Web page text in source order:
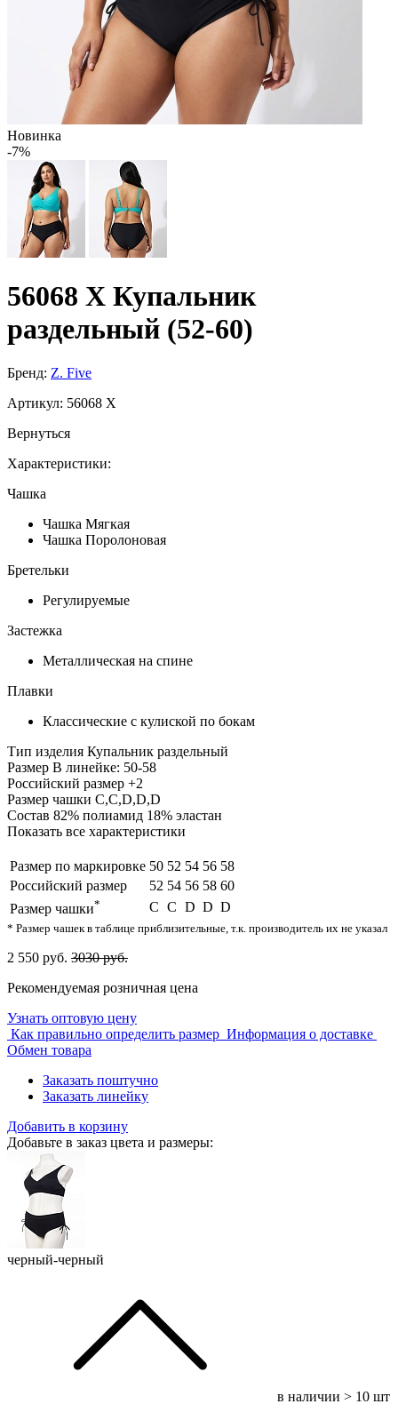
Новинка
-7%
56068 Х Купальник
раздельный (52-60)
Бренд: Z. Five
Артикул: 56068 Х
Вернуться
Характеристики:
Чашка
Чашка Мягкая
Чашка Поролоновая
Бретельки
Регулируемые
Застежка
Металлическая на спине
Плавки
Классические с кулиской по бокам
Тип изделия Купальник раздельный
Размер В линейке: 50-58
Российский размер +2
Размер чашки C,С,D,D,D
Состав 82% полиамид 18% эластан
Показать все характеристики
Размер по маркировке 50 52 54 56 58
Российский размер
52 54 56 58 60
Размер чашки* C С D D D
* Размер чашек в таблице приблизительные, т.к. производитель их не указал
2 550 руб. 3030 руб.
Рекомендуемая розничная цена
Узнать оптовую цену
Как правильно определить размер Информация о доставке
Обмен товара
Заказать поштучно
Заказать линейку
Добавить в корзину
Добавьте в заказ цвета и размеры:
черный-черный
в наличии > 10 шт